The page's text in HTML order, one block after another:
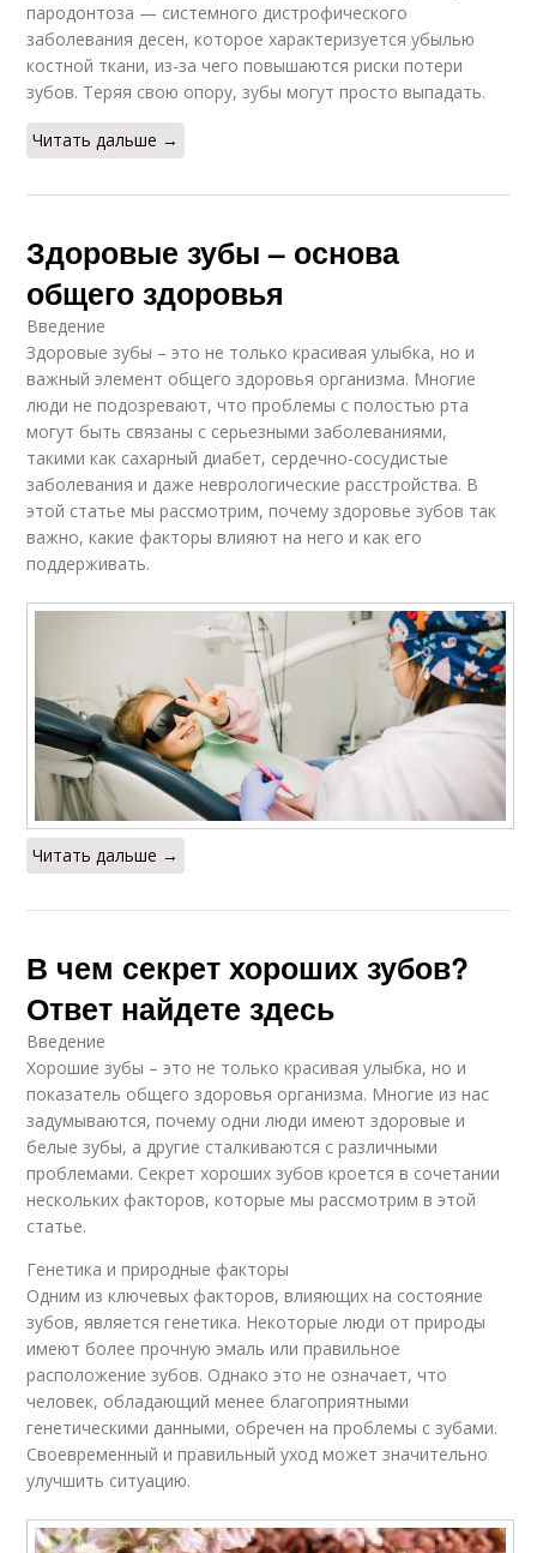
пародонтоза — системного дистрофического
заболевания десен, которое характеризуется убылью
костной ткани, из-за чего повышаются риски потери
зубов. Теряя свою опору, зубы могут просто выпадать.
Читать дальше →
Здоровые зубы – основа
общего здоровья
Введение
Здоровые зубы – это не только красивая улыбка, но и
важный элемент общего здоровья организма. Многие
люди не подозревают, что проблемы с полостью рта
могут быть связаны с серьезными заболеваниями,
такими как сахарный диабет, сердечно-сосудистые
заболевания и даже неврологические расстройства. В
этой статье мы рассмотрим, почему здоровье зубов так
важно, какие факторы влияют на него и как его
поддерживать.
Читать дальше →
В чем секрет хороших зубов?
Ответ найдете здесь
Введение
Хорошие зубы – это не только красивая улыбка, но и
показатель общего здоровья организма. Многие из нас
задумываются, почему одни люди имеют здоровые и
белые зубы, а другие сталкиваются с различными
проблемами. Секрет хороших зубов кроется в сочетании
нескольких факторов, которые мы рассмотрим в этой
статье.
Генетика и природные факторы
Одним из ключевых факторов, влияющих на состояние
зубов, является генетика. Некоторые люди от природы
имеют более прочную эмаль или правильное
расположение зубов. Однако это не означает, что
человек, обладающий менее благоприятными
генетическими данными, обречен на проблемы с зубами.
Своевременный и правильный уход может значительно
улучшить ситуацию.